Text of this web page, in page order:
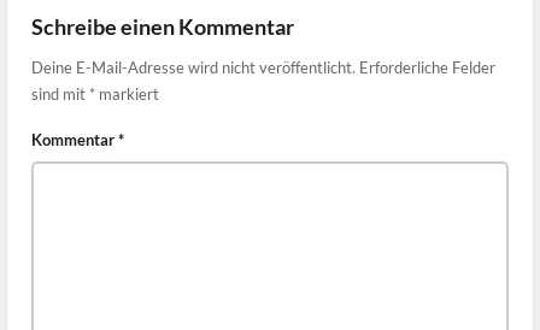
Schreibe einen Kommentar
Deine E-Mail-Adresse wird nicht veröffentlicht. Erforderliche Felder
sind mit * markiert
Kommentar*